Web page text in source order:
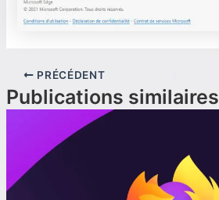
PRÉCÉDENT
Publications similaires